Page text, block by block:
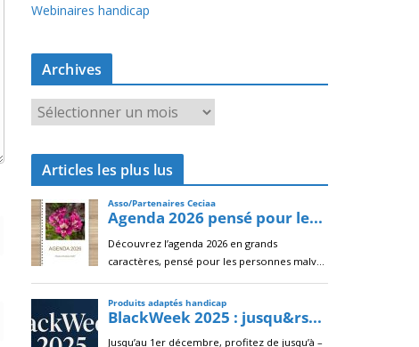
Webinaires handicap
Archives
r
c
i
v
e
s
Articles les plus lus